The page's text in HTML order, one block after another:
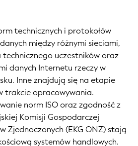
technicznych i protokołów
między różnymi sieciami,
uczestników oraz
danych Internetu rzeczy w
Inne znajdują się na etapie
trakcie opracowywania.
norm ISO oraz zgodność z
Komisji Gospodarczej
Zjednoczonych (EKG ONZ) stają
systemów handlowych.